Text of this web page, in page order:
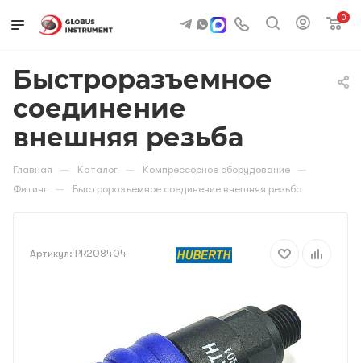
0
Быстроразъемное
соединение
внешняя резьба
Главная — Каталог — Компрессорное оборудование —
Фитинг — Быстроразъемное соединение внешняя резьба
Артикул: PR208404